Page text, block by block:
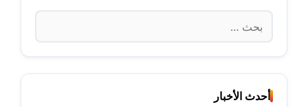
البحث
عن:
أحدث الأخبار